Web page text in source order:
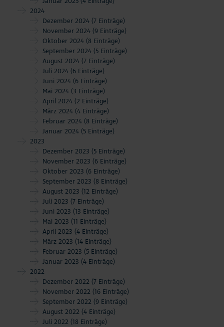
2024
Dezember 2024 (7 Einträge)
November 2024 (9 Einträge)
Oktober 2024 (8 Einträge)
September 2024 (5 Einträge)
August 2024 (7 Einträge)
Juli 2024 (6 Einträge)
Juni 2024 (6 Einträge)
Mai 2024 (3 Einträge)
April 2024 (2 Einträge)
März 2024 (4 Einträge)
Februar 2024 (8 Einträge)
Januar 2024 (5 Einträge)
2023
Dezember 2023 (5 Einträge)
November 2023 (6 Einträge)
Oktober 2023 (6 Einträge)
September 2023 (8 Einträge)
August 2023 (12 Einträge)
Juli 2023 (7 Einträge)
Juni 2023 (13 Einträge)
Mai 2023 (11 Einträge)
April 2023 (4 Einträge)
März 2023 (14 Einträge)
Februar 2023 (5 Einträge)
Januar 2023 (4 Einträge)
2022
Dezember 2022 (7 Einträge)
November 2022 (16 Einträge)
September 2022 (9 Einträge)
August 2022 (4 Einträge)
Juli 2022 (18 Einträge)